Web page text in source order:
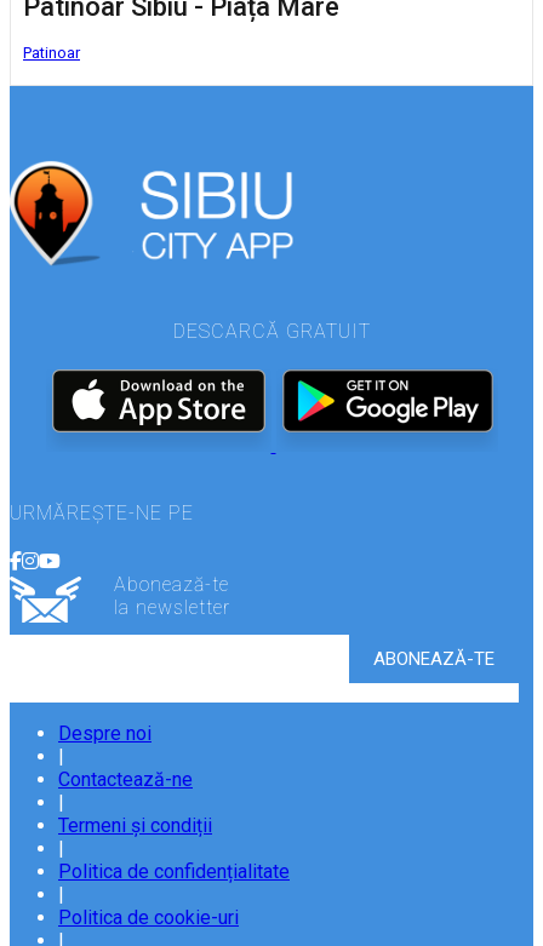
Patinoar Sibiu - Piața Mare
Patinoar
DESCARCĂ GRATUIT
URMĂREȘTE-NE PE
Abonează-te
la newsletter
Despre noi
Contactează-ne
Termeni și condiții
Politica de confidențialitate
Politica de cookie-uri